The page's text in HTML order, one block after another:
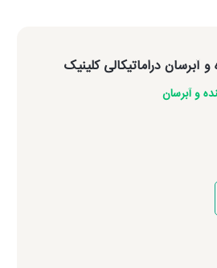
آبرسان دراماتیکالی کلینیک
و آبرسان